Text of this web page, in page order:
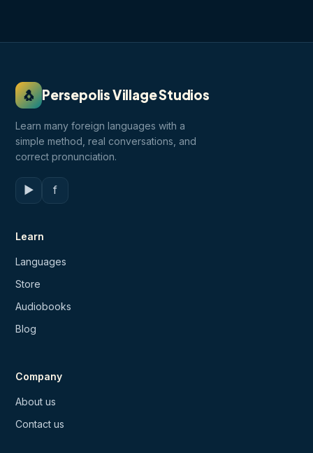
🐧 Persepolis Village Studios
Learn many foreign languages with a
simple method, real conversations, and
correct pronunciation.
▶ f
Learn
Languages
Store
Audiobooks
Blog
Company
About us
Contact us